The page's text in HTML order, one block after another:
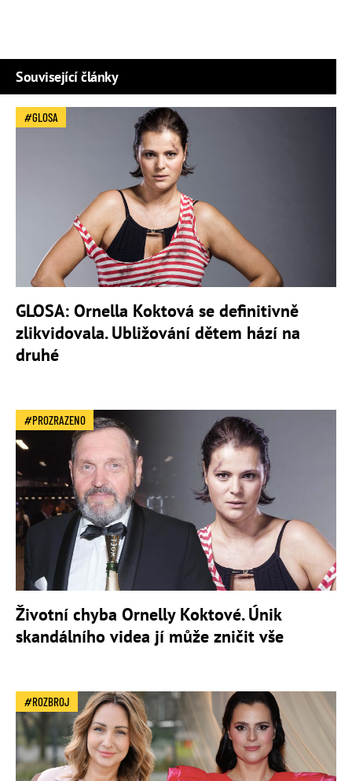
Související články
GLOSA
GLOSA: Ornella Koktová se definitivně
zlikvidovala. Ubližování dětem hází na
druhé
PROZRAZENO
Životní chyba Ornelly Koktové. Únik
skandálního videa jí může zničit vše
ROZBROJ